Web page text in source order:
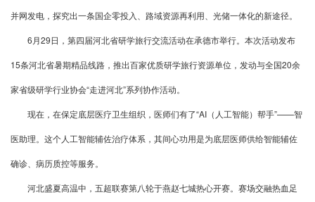
并网发电，探究出一条国企零投入、路域资源再利用、光储一体化的新途径。
6月29日，第四届河北省研学旅行交流活动在承德市举行。本次活动发布
15条河北省暑期精品线路，推出百家优质研学旅行资源单位，发动与全国20余
家省级研学行业协会“走进河北”系列协作活动。
现在，在保定底层医疗卫生组织，医师们有了“AI（人工智能）帮手”——智
医助理。这个人工智能辅佐治疗体系，其间心功用是为底层医师供给智能辅佐
确诊、病历质控等服务。
河北盛夏高温中，五超联赛第八轮于燕赵七城热心开赛。赛场交融热血足